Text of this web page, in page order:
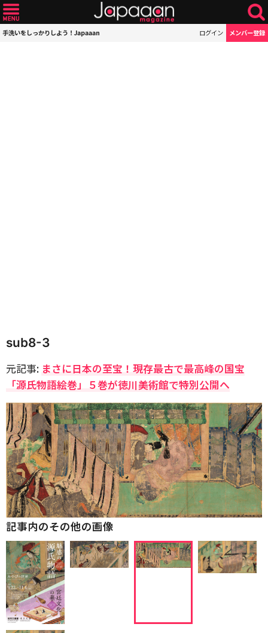
手洗いをしっかりしよう！Japaaan ログイン メンバー登録
sub8-3
元記事: まさに日本の至宝！現存最古で最高峰の国宝
「源氏物語絵巻」５巻が徳川美術館で特別公開へ
記事内のその他の画像